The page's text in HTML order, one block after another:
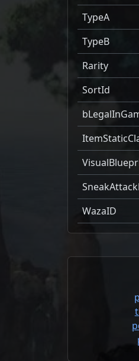
TypeA
TypeB
Rarity
SortId
WazaID